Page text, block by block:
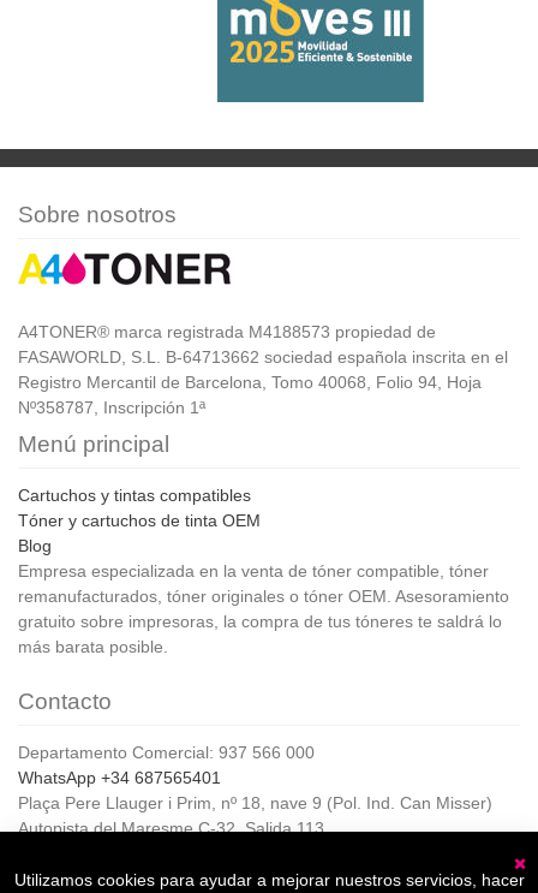
Sobre nosotros
A4TONER® marca registrada M4188573 propiedad de
FASAWORLD, S.L. B-64713662 sociedad española inscrita en el
Registro Mercantil de Barcelona, Tomo 40068, Folio 94, Hoja
Nº358787, Inscripción 1ª
Menú principal
Cartuchos y tintas compatibles
Tóner y cartuchos de tinta OEM
Blog
Empresa especializada en la venta de tóner compatible, tóner
remanufacturados, tóner originales o tóner OEM. Asesoramiento
gratuito sobre impresoras, la compra de tus tóneres te saldrá lo
más barata posible.
Contacto
Departamento Comercial: 937 566 000
WhatsApp +34 687565401
Plaça Pere Llauger i Prim, nº 18, nave 9 (Pol. Ind. Can Misser)
Autopista del Maresme C-32, Salida 113
Horario de Atención al cliente:
Utilizamos cookies para ayudar a mejorar nuestros servicios, hacer